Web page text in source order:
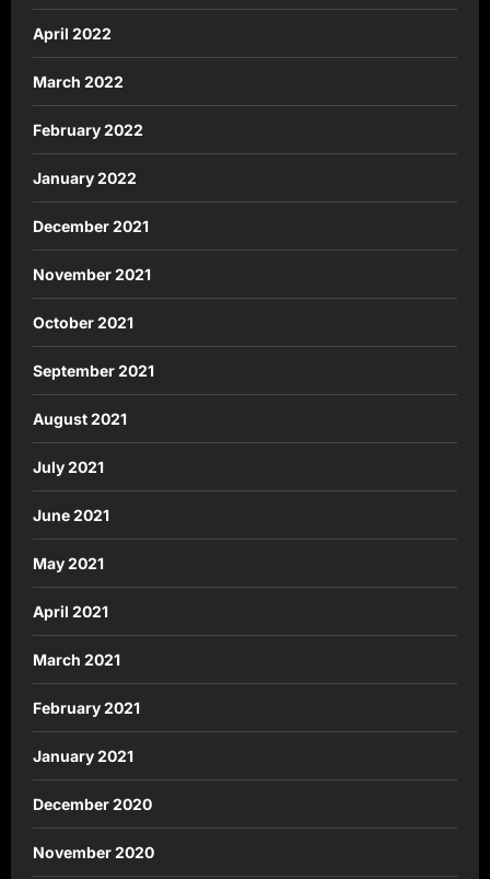
April 2022
March 2022
February 2022
January 2022
December 2021
November 2021
October 2021
September 2021
August 2021
July 2021
June 2021
May 2021
April 2021
March 2021
February 2021
January 2021
December 2020
November 2020